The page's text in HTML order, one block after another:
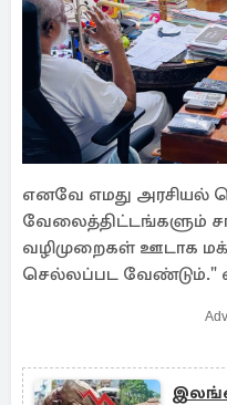
எனவே எமது
வேலைத்திட்டங்களும்
வழிமுறைகள் ஊடாக
செல்லப்பட வேண்டும்."